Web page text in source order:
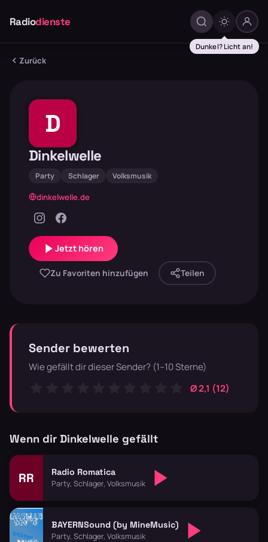
Radiodienste
Dunkel? Licht an!
Zurück
D
Dinkelwelle
Party Schlager Volksmusik
dinkelwelle.de
Jetzt hören
Zu Favoriten hinzufügen Teilen
Sender bewerten
Wie gefällt dir dieser Sender? (1–10 Sterne)
Ø 2,1 (12)
Wenn dir Dinkelwelle gefällt
RR Radio Romatica
Party, Schlager, Volksmusik
BAYERNSound (by MineMusic)
Party, Schlager, Volksmusik